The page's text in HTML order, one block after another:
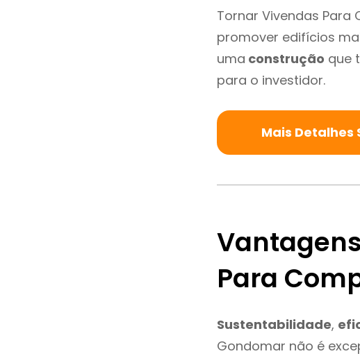
Tornar Vivendas
promover edifícios
uma construção que
para o investidor.
Mais Detalhes
Para
Sustentabilidade,
Gondomar não é